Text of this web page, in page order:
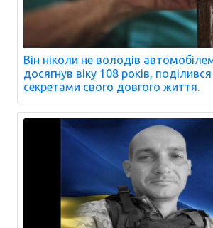
Він ніколи не володів
досягнув віку 108 років,
секретами свого довгого життя.